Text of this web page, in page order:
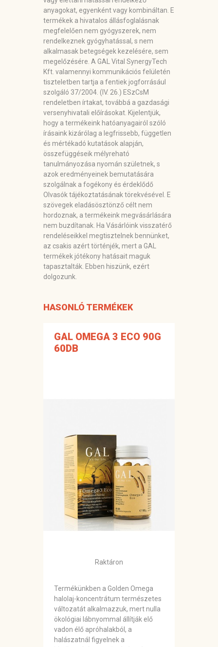
anyagokat, egyenként vagy kombináltan. E
termékek a hivatalos állásfoglalásnak
megfelelően nem gyógyszerek, nem
rendelkeznek gyógyhatással, s nem
alkalmasak betegségek kezelésére, sem
megelőzésére. A GAL Vital SynergyTech
Kft. valamennyi kommunikációs felületén
tiszteletben tartja a fentiek jogforrásául
szolgáló 37/2004. (IV. 26.) ESzCsM
rendeletben írtakat, továbbá a gazdasági
versenyhivatali előírásokat. Kijelentjük,
hogy a termékeink hatóanyagairól szóló
írásaink kizárólag a legfrissebb, független
és mértékadó kutatások alapján,
összefüggéseik mélyreható
tanulmányozása nyomán születnek, s
azok eredményeinek bemutatására
szolgálnak a fogékony és érdeklődő
Olvasók tájékoztatásának törekvésével. E
szövegek eladásösztönző célt nem
hordoznak, a termékeink megvásárlására
nem buzdítanak. Ha Vásárlóink visszatérő
rendeléseikkel megtisztelnek bennünket,
az csakis azért történjék, mert a GAL
termékek jótékony hatásait maguk
tapasztalták. Ebben hiszünk, ezért
dolgozunk.
HASONLÓ TERMÉKEK
GAL OMEGA 3 ECO 90G
60DB
Raktáron
Termékünkben a Golden Omega
halolaj-koncentrátum természetes
változatát alkalmazzuk, mert nulla
ökológiai lábnyommal állítják elő
vadon élő apróhalakból, a
halászatnál figyelnek a